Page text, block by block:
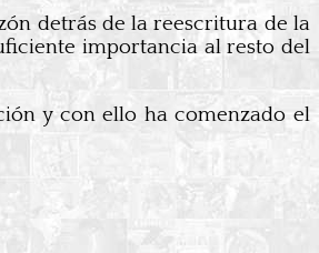
detrás de la reescritura de la
importancia al resto del
y con ello ha comenzado el